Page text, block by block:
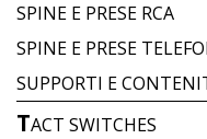
SPINE E PRESE RCA
SPINE E PRESE
SUPPORTI E
TACT SWITCHES